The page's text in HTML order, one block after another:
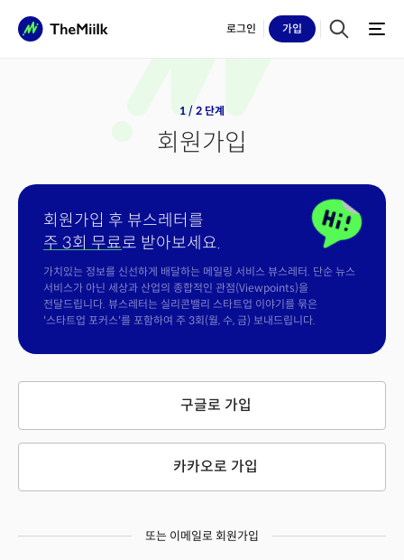
로그인 가입
1 / 2 단계
회원가입
회원가입 후 뷰스레터를
주 3회 무료로 받아보세요.
가치있는 정보를 신선하게 배달하는 메일링 서비스 뷰스레터. 단순 뉴스
서비스가 아닌 세상과 산업의 종합적인 관점(Viewpoints)을
전달드립니다. 뷰스레터는 실리콘밸리 스타트업 이야기를 묶은
'스타트업 포커스'를 포함하여 주 3회(월, 수, 금) 보내드립니다.
구글로 가입
카카오로 가입
또는 이메일로 회원가입